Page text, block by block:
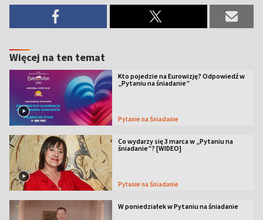
Więcej na ten temat
Kto pojedzie na Eurowizję? Odpowiedź w
„Pytaniu na śniadanie”
Pytanie na Śniadanie
Co wydarzy się 3 marca w „Pytaniu na
śniadanie”? [WIDEO]
Pytanie na Śniadanie
W poniedziałek w Pytaniu na śniadanie